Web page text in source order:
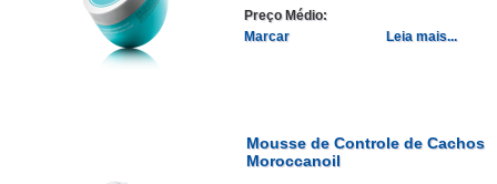
Preço Médio:
Marcar
Leia mais...
Mousse de Controle de Cachos
Moroccanoil